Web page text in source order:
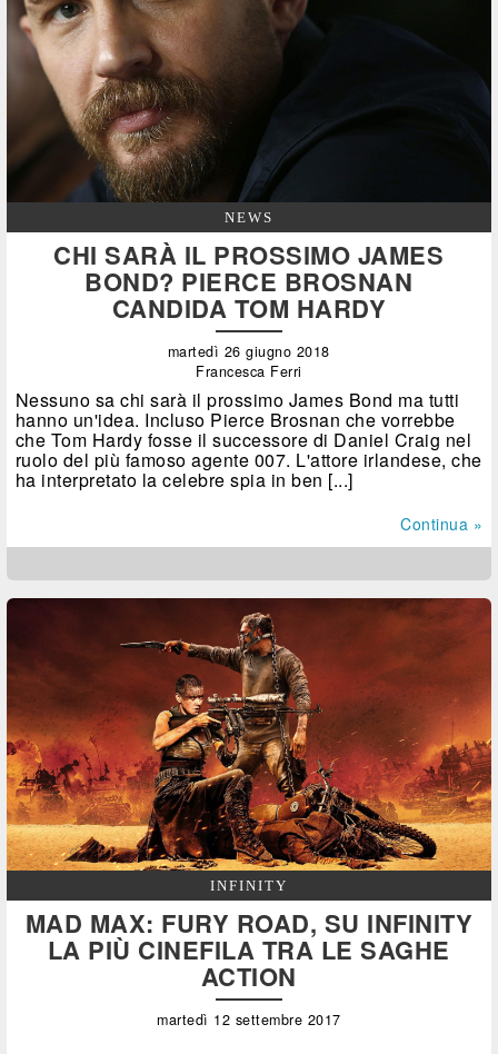
NEWS
CHI SARÀ IL PROSSIMO JAMES
BOND? PIERCE BROSNAN
CANDIDA TOM HARDY
martedì 26 giugno 2018
Francesca Ferri
Nessuno sa chi sarà il prossimo James Bond ma tutti
hanno un'idea. Incluso Pierce Brosnan che vorrebbe
che Tom Hardy fosse il successore di Daniel Craig nel
ruolo del più famoso agente 007. L'attore irlandese, che
ha interpretato la celebre spia in ben [...]
Continua »
INFINITY
MAD MAX: FURY ROAD, SU INFINITY
LA PIÙ CINEFILA TRA LE SAGHE
ACTION
martedì 12 settembre 2017